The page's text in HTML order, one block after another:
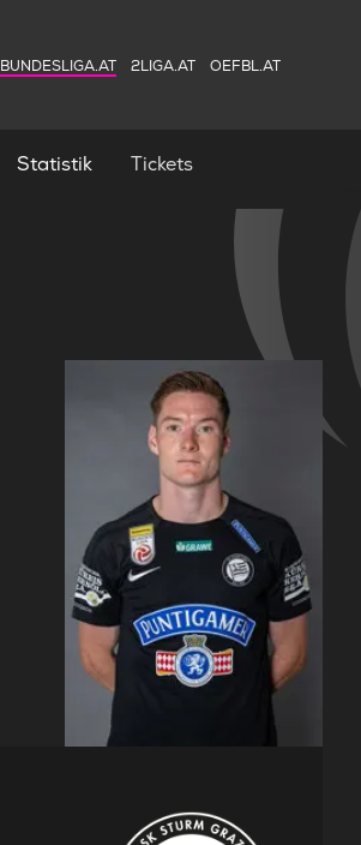
BUNDESLIGA.AT 2LIGA.AT OEFBL.AT
Statistik Tickets